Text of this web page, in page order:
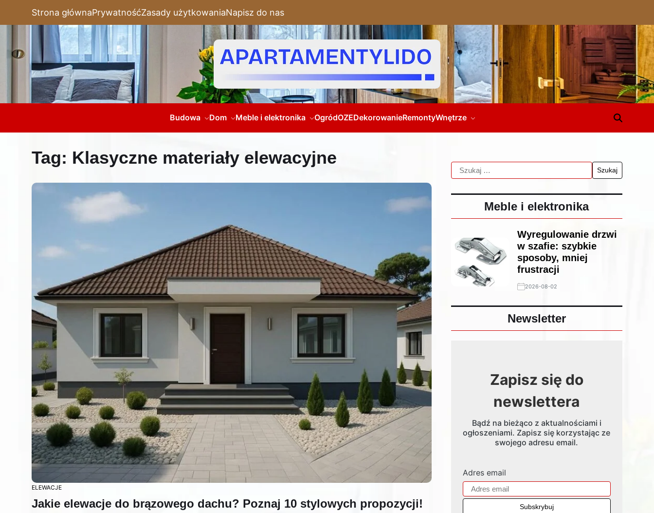
Strona głównaPrywatnośćZasady użytkowaniaNapisz do nas
Budowa Dom Meble i elektronika OgródOZEDekorowanieRemontyWnętrze
Tag: Klasyczne materiały elewacyjne
ELEWACJE
Jakie elewacje do brązowego dachu? Poznaj 10 stylowych propozycji!
Meble i elektronika
Wyregulowanie drzwi
w szafie: szybkie
sposoby, mniej
frustracji
2026-08-02
Newsletter
Zapisz się do
newslettera
Bądź na bieżąco z aktualnościami i
ogłoszeniami. Zapisz się korzystając ze
swojego adresu email.
Adres email